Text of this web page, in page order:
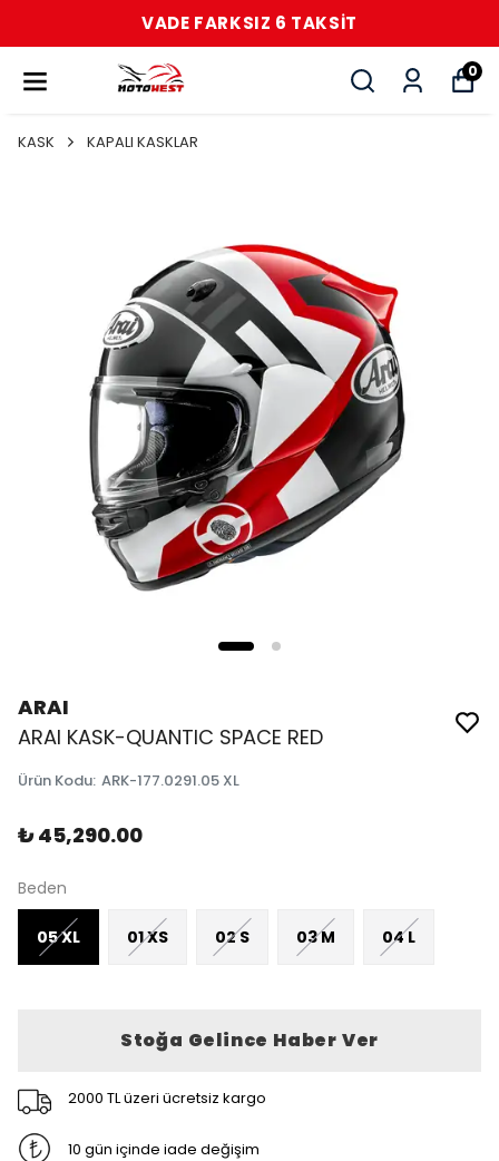
VADE FARKSIZ 6 TAKSİT
0
KASK KAPALI KASKLAR
ARAI
ARAI KASK-QUANTIC SPACE RED
Ürün Kodu: ARK-177.0291.05 XL
₺ 45,290.00
Beden
05 XL 01 XS 02 S 03 M 04 L
Stoğa Gelince Haber Ver
2000 TL üzeri ücretsiz kargo
10 gün içinde iade değişim